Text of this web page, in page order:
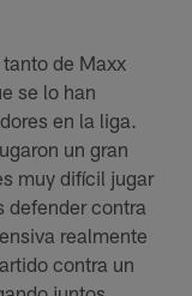
de Maxx
se lo han
en la liga.
un gran
muy difícil jugar
defender contra
realmente
contra un